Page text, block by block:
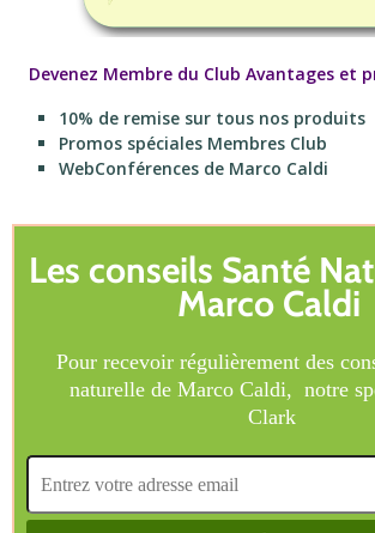
Devenez Membre du Club Avantages et
10% de remise sur tous nos produits
Promos spéciales Membres Club
WebConférences de Marco Caldi